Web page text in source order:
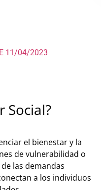
11/04/2023
Social?
el bienestar y la
de vulnerabilidad o
las demandas
a los individuos